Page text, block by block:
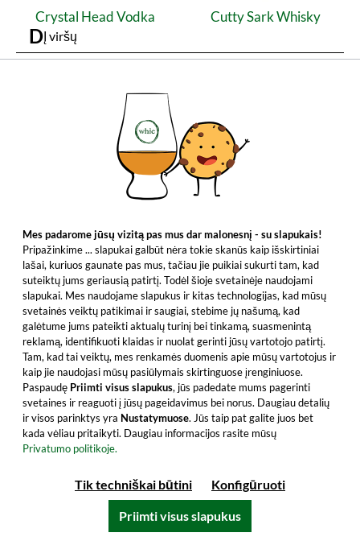
Crystal Head Vodka Cutty Sark Whisky
DĮ viršų
Dailuaine Dalmore
Dalmunach Dalwhinnie
Mes padarome jūsų vizitą pas mus dar malonesnį - su slapukais!
Pripažinkime ... slapukai galbūt nėra tokie skanūs kaip išskirtiniai
lašai, kuriuos gaunate pas mus, tačiau jie puikiai sukurti tam, kad
suteiktų jums geriausią patirtį. Todėl šioje svetainėje naudojami
slapukai. Mes naudojame slapukus ir kitas technologijas, kad mūsų
svetainės veiktų patikimai ir saugiai, stebime jų našumą, kad
galėtume jums pateikti aktualų turinį bei tinkamą, suasmenintą
reklamą, identifikuoti klaidas ir nuolat gerinti jūsų vartotojo patirtį.
Tam, kad tai veiktų, mes renkamės duomenis apie mūsų vartotojus ir
kaip jie naudojasi mūsų pasiūlymais skirtinguose įrenginiuose.
Paspaudę Priimti visus slapukus, jūs padedate mums pagerinti
svetaines ir reaguoti į jūsų pageidavimus bei norus. Daugiau detalių
ir visos parinktys yra Nustatymuose. Jūs taip pat galite juos bet
kada vėliau pritaikyti. Daugiau informacijos rasite mūsų
Privatumo politikoje.
Tik techniškai būtini Konfigūruoti
Priimti visus slapukus